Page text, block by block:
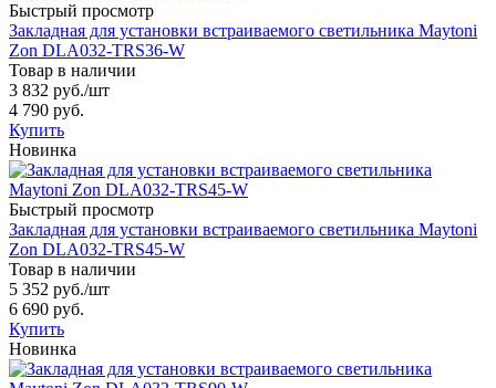
Быстрый просмотр
Закладная для установки встраиваемого светильника Maytoni
Zon DLA032-TRS36-W
Товар в наличии
3 832 руб./шт
4 790 руб.
Купить
Новинка
Быстрый просмотр
Закладная для установки встраиваемого светильника Maytoni
Zon DLA032-TRS45-W
Товар в наличии
5 352 руб./шт
6 690 руб.
Купить
Новинка